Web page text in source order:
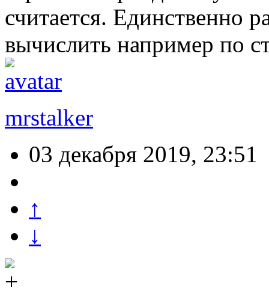
считается. Единственно
вычислить например по
mrstalker
03 декабря 2019, 23:51
↑
↓